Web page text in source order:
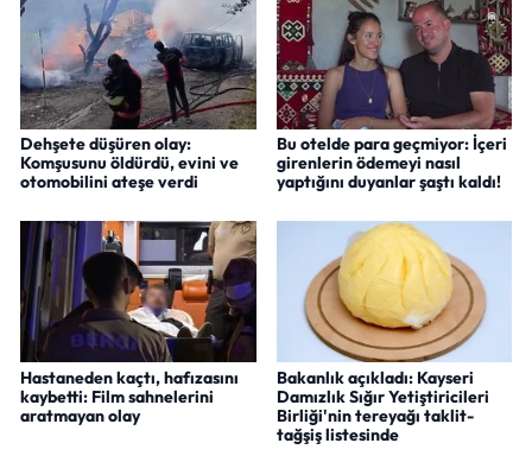
Dehşete düşüren olay:
Komşusunu öldürdü, evini ve
otomobilini ateşe verdi
Bu otelde para geçmiyor: İçeri
girenlerin ödemeyi nasıl
yaptığını duyanlar şaştı kaldı!
Hastaneden kaçtı, hafızasını
kaybetti: Film sahnelerini
aratmayan olay
Bakanlık açıkladı: Kayseri
Damızlık Sığır Yetiştiricileri
Birliği'nin tereyağı taklit-
tağşiş listesinde